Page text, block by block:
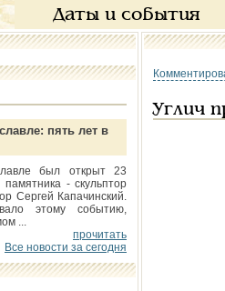
Даты и события
пять лет в
был открыт 23
- скульптор
Сергей Капачинский.
этому событию,
...
прочитать
Все новости за сегодня
Углич